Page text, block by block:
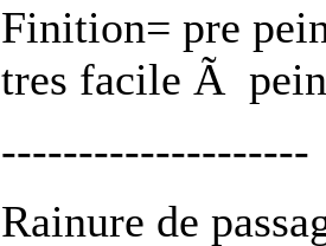
Finition= pre
tres facile Ã
--------------------
Rainure de